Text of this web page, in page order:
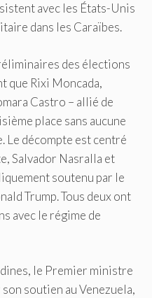
avec les États-Unis
dans les Caraïbes.
des élections
que Rixi Moncada,
Castro – allié de
place sans aucune
Le décompte est centré
Salvador Nasralla et
soutenu par le
Trump. Tous deux ont
avec le régime de
le Premier ministre
soutien au Venezuela,